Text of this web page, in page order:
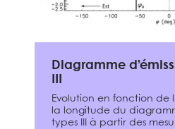
Diagramme
Evolution en fonction
la longitude du
types III à partir des